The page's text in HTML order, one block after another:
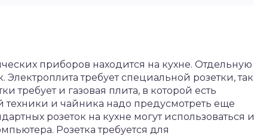
приборов находится на кухне. Отдельную
требует специальной розетки, так
требует и газовая плита, в которой есть
и чайника надо предусмотреть еще
розеток на кухне могут использоваться и
Розетка требуется для